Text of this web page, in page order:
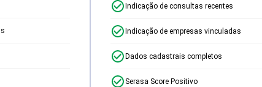
Indicação de consultas recentes
Indicação de empresas vinculadas
Dados cadastrais completos
Serasa Score Positivo